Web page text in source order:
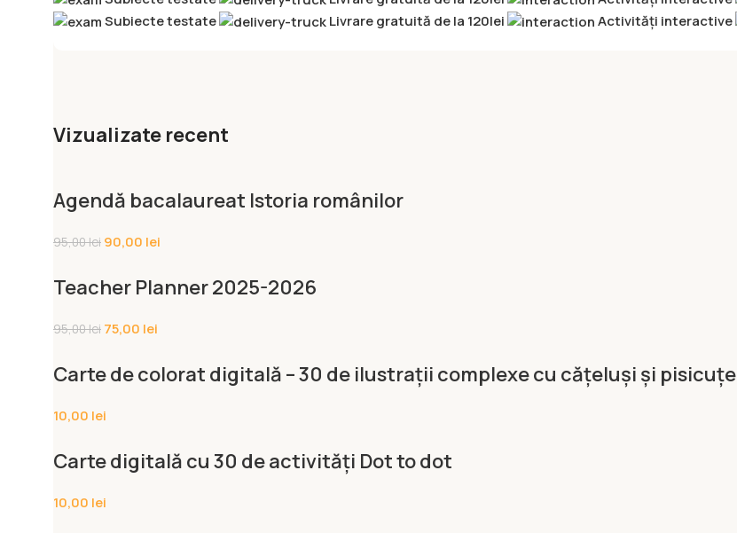
Subiecte testate
Livrare gratuită de la 120lei Activități interactive
Vizualizate recent
Agendă bacalaureat Istoria românilor
95,00lei 90,00 lei
Teacher Planner 2025-2026
95,00lei 75,00 lei
Carte de colorat digitală – 30 de ilustrații complexe cu cățeluși și pisicuțe
10,00 lei
Carte digitală cu 30 de activități Dot to dot
10,00 lei